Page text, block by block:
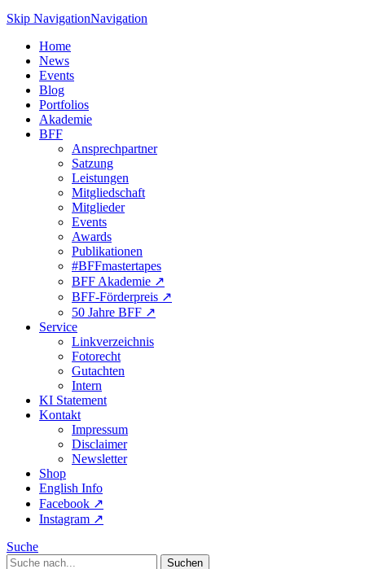
Skip NavigationNavigation
Home
News
Events
Blog
Portfolios
Akademie
BFF
Ansprechpartner
Satzung
Leistungen
Mitgliedschaft
Mitglieder
Events
Awards
Publikationen
#BFFmastertapes
BFF Akademie ↗︎
BFF-Förderpreis ↗︎
50 Jahre BFF ↗︎
Service
Linkverzeichnis
Fotorecht
Gutachten
Intern
KI Statement
Kontakt
Impressum
Disclaimer
Newsletter
Shop
English Info
Facebook ↗︎
Instagram ↗︎
Suche